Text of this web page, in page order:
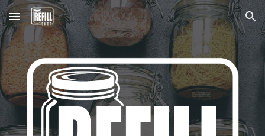
Skip to main content Skip to navigation